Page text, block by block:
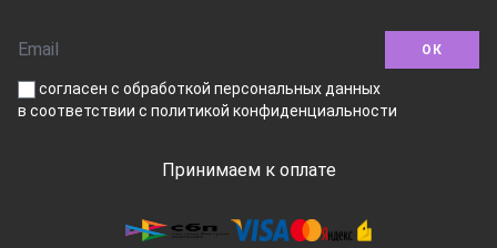
ОК
согласен с обработкой персональных данных
в соответствии с политикой конфиденциальности
Принимаем к оплате